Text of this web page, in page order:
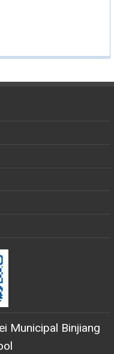
Municipal Binjiang